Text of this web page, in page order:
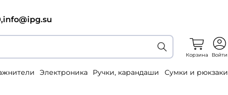
info@ipg.su
Корзина Войти
Электроника Ручки, карандаши Сумки и рюкзаки